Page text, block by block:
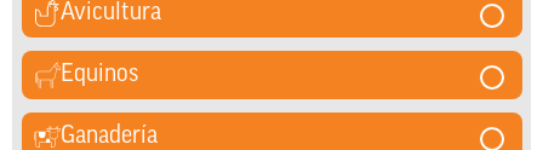
Avicultura
Equinos
Ganadería